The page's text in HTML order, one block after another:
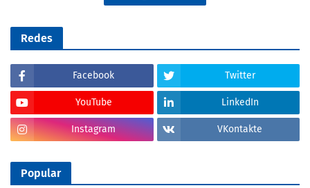
Redes
Facebook Twitter
YouTube LinkedIn
Instagram VKontakte
Popular